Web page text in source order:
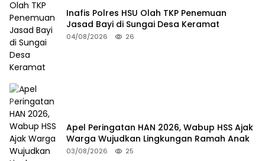
Inafis Polres HSU Olah TKP Penemuan
Jasad Bayi di Sungai Desa Keramat
04/08/2026 26
Apel Peringatan HAN 2026, Wabup HSS Ajak
Warga Wujudkan Lingkungan Ramah Anak
03/08/2026 25